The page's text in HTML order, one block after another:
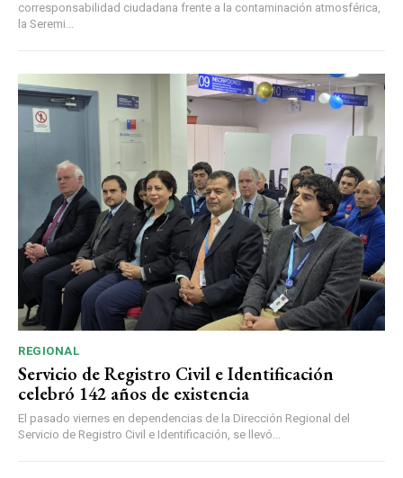
corresponsabilidad ciudadana frente a la contaminación atmosférica,
la Seremi...
REGIONAL
Servicio de Registro Civil e Identificación
celebró 142 años de existencia
El pasado viernes en dependencias de la Dirección Regional del
Servicio de Registro Civil e Identificación, se llevó...